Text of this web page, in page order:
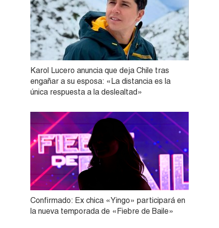
Karol Lucero anuncia que deja Chile tras
engañar a su esposa: «La distancia es la
única respuesta a la deslealtad»
Confirmado: Ex chica «Yingo» participará en
la nueva temporada de «Fiebre de Baile»